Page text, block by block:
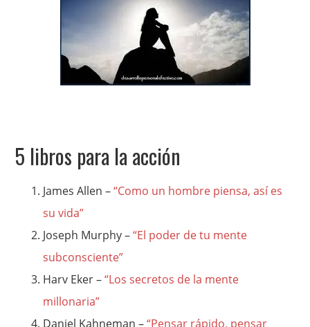
5 libros para la acción
James Allen –“Como un hombre piensa, así es
su vida”
Joseph Murphy –“El poder de tu mente
subconsciente”
Harv Eker –“Los secretos de la mente
millonaria”
Daniel Kahneman –“Pensar rápido, pensar